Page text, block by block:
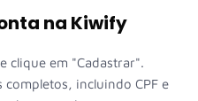
na Kiwify
clique em "Cadastrar".
completos, incluindo CPF e